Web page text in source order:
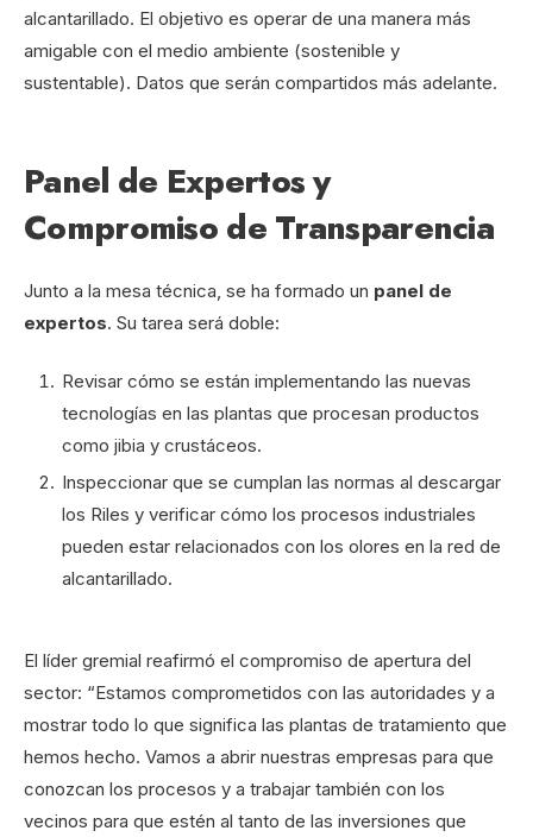
alcantarillado. El objetivo es operar de una manera más
amigable con el medio ambiente (sostenible y
sustentable). Datos que serán compartidos más adelante.
Panel de Expertos y
Compromiso de Transparencia
Junto a la mesa técnica, se ha formado un panel de
expertos. Su tarea será doble:
Revisar cómo se están implementando las nuevas
tecnologías en las plantas que procesan productos
como jibia y crustáceos.
Inspeccionar que se cumplan las normas al descargar
los Riles y verificar cómo los procesos industriales
pueden estar relacionados con los olores en la red de
alcantarillado.
El líder gremial reafirmó el compromiso de apertura del
sector: “Estamos comprometidos con las autoridades y a
mostrar todo lo que significa las plantas de tratamiento que
hemos hecho. Vamos a abrir nuestras empresas para que
conozcan los procesos y a trabajar también con los
vecinos para que estén al tanto de las inversiones que